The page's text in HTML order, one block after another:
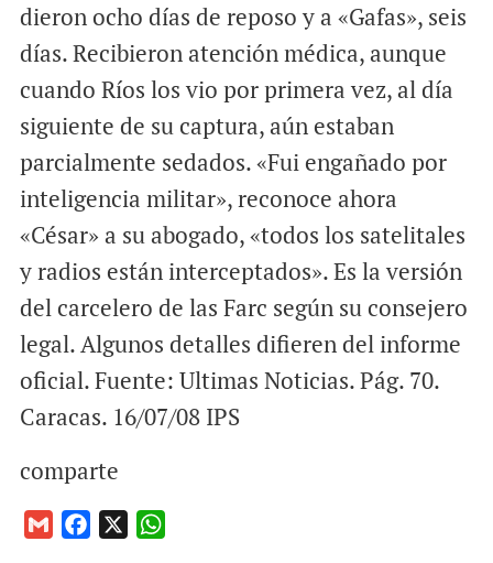
dieron ocho días de reposo y a «Gafas», seis
días. Recibieron atención médica, aunque
cuando Ríos los vio por primera vez, al día
siguiente de su captura, aún estaban
parcialmente sedados. «Fui engañado por
inteligencia militar», reconoce ahora
«César» a su abogado, «todos los satelitales
y radios están interceptados». Es la versión
del carcelero de las Farc según su consejero
legal. Algunos detalles difieren del informe
oficial. Fuente: Ultimas Noticias. Pág. 70.
Caracas. 16/07/08 IPS
comparte